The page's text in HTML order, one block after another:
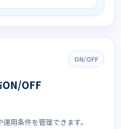
ON/OFF
OFF
用条件を管理できます。